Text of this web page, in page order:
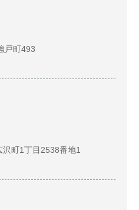
戸町493
町1丁目2538番地1